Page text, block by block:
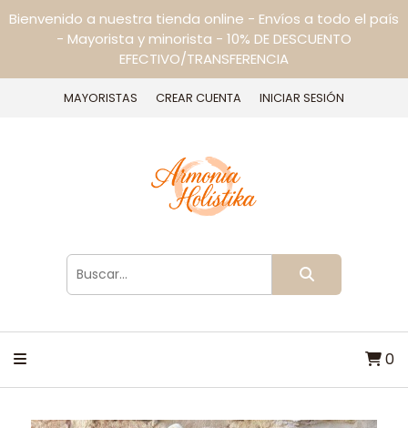
Bienvenido a nuestra tienda online - Envíos a todo el país
- Mayorista y minorista - 10% DE DESCUENTO
EFECTIVO/TRANSFERENCIA
MAYORISTAS CREAR CUENTA INICIAR SESIÓN
0